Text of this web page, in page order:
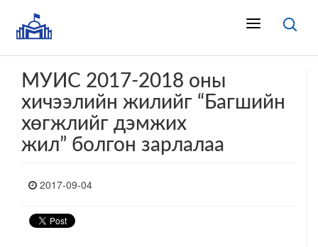
МУИС 2017-2018 оны
хичээлийн жилийг “Багшийн
хөгжлийг дэмжих
жил” болгон зарлалаа
2017-09-04